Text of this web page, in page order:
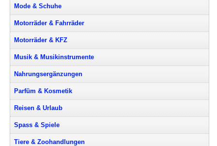
Mode & Schuhe
Motorräder & Fahrräder
Motorräder & KFZ
Musik & Musikinstrumente
Nahrungsergänzungen
Parfüm & Kosmetik
Reisen & Urlaub
Spass & Spiele
Tiere & Zoohandlungen